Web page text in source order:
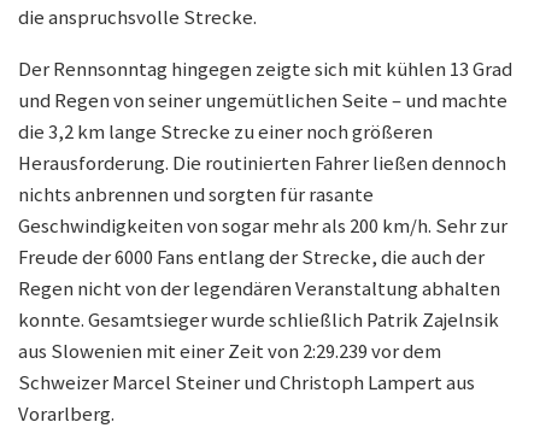
die anspruchsvolle Strecke.
Der Rennsonntag hingegen zeigte sich mit kühlen 13 Grad
und Regen von seiner ungemütlichen Seite – und machte
die 3,2 km lange Strecke zu einer noch größeren
Herausforderung. Die routinierten Fahrer ließen dennoch
nichts anbrennen und sorgten für rasante
Geschwindigkeiten von sogar mehr als 200 km/h. Sehr zur
Freude der 6000 Fans entlang der Strecke, die auch der
Regen nicht von der legendären Veranstaltung abhalten
konnte. Gesamtsieger wurde schließlich Patrik Zajelnsik
aus Slowenien mit einer Zeit von 2:29.239 vor dem
Schweizer Marcel Steiner und Christoph Lampert aus
Vorarlberg.